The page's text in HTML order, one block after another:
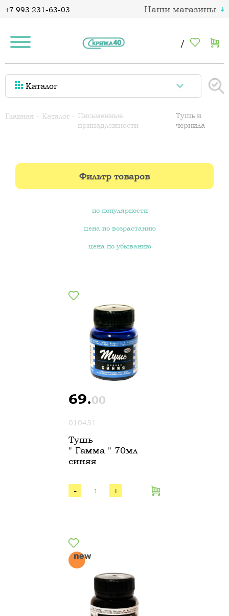
+7 993 231-63-03 Наши магазины
/
Каталог
Главная Каталог
Письменные
принадлежности
Тушь и
чернила
Фильтр товаров
по популярности
цена по возрастанию
цена по убыванию
69.00
010431
Тушь
" Гамма " 70мл
синяя
- +